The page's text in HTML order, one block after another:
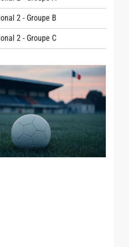
2 - Groupe B
2 - Groupe C